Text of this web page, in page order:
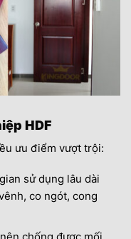
HDF
ưu điểm vượt trội:
sử dụng lâu dài
co ngót, cong